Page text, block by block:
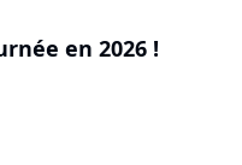
en 2026 !